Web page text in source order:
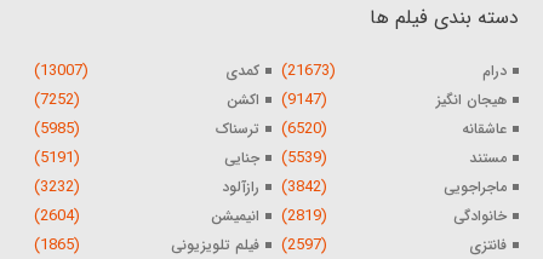
دسته بندی فیلم ها
درام (21673) کمدی (13007)
هیجان انگیز (9147) اکشن (7252)
عاشقانه (6520) ترسناک (5985)
مستند (5539) جنایی (5191)
ماجراجویی (3842) رازآلود (3232)
خانوادگی (2819) انیمیشن (2604)
فانتزی (2597) فیلم تلویزیونی (1865)